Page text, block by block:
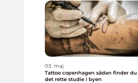
03. maj
Tattoo copenhagen sådan finder du
det rette studie i byen